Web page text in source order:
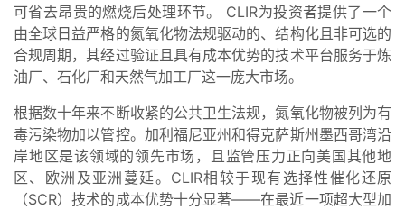
可省去昂贵的燃烧后处理环节。 CLIR为投资者提供了一个
由全球日益严格的氮氧化物法规驱动的、结构化且非可选的
合规周期，其经过验证且具有成本优势的技术平台服务于炼
油厂、石化厂和天然气加工厂这一庞大市场。
根据数十年来不断收紧的公共卫生法规，氮氧化物被列为有
毒污染物加以管控。加利福尼亚州和得克萨斯州墨西哥湾沿
岸地区是该领域的领先市场，且监管压力正向美国其他地
区、欧洲及亚洲蔓延。CLIR相较于现有选择性催化还原
（SCR）技术的成本优势十分显著——在最近一项超大型加